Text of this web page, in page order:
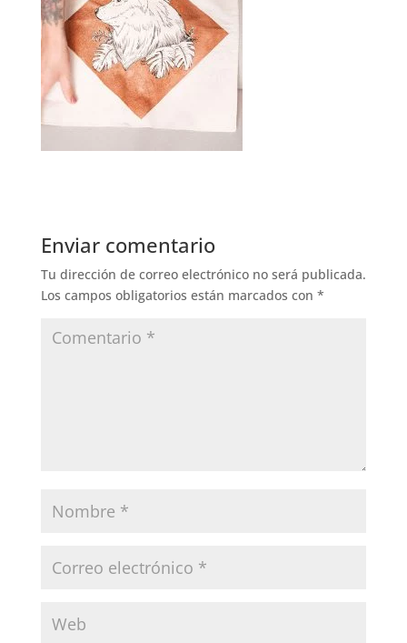
Enviar comentario
Tu dirección de correo electrónico no será publicada.
Los campos obligatorios están marcados con *